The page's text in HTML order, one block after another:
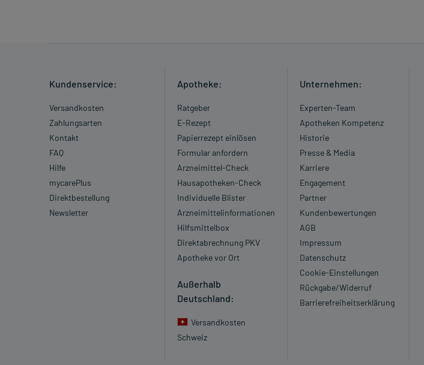
Kundenservice:
Versandkosten
Zahlungsarten
Kontakt
FAQ
Hilfe
mycarePlus
Direktbestellung
Newsletter
Apotheke:
Ratgeber
E-Rezept
Papierrezept einlösen
Formular anfordern
Arzneimittel-Check
Hausapotheken-Check
Individuelle Blister
Arzneimittelinformationen
Hilfsmittelbox
Direktabrechnung PKV
Apotheke vor Ort
Außerhalb
Deutschland:
Versandkosten
Schweiz
Unternehmen:
Experten-Team
Apotheken Kompetenz
Historie
Presse & Media
Karriere
Engagement
Partner
Kundenbewertungen
AGB
Impressum
Datenschutz
Cookie-Einstellungen
Rückgabe/Widerruf
Barrierefreiheitserklärung